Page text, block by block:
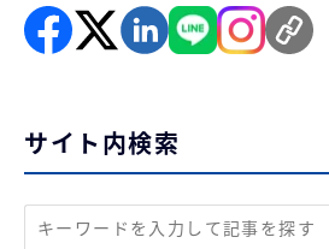
サイト内検索